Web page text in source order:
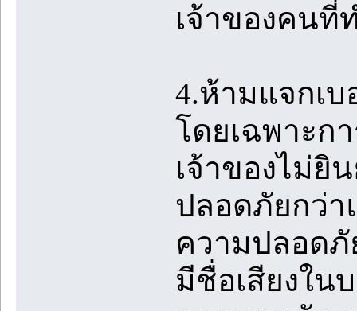
เจ้าของคนที่
4.ห้ามแจกเบ
โดยเฉพาะก
เจ้าของไม่ยิ
ปลอดภัยกว่า
ความปลอด
มีชื่อเสียงใน